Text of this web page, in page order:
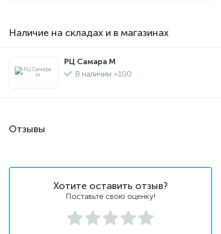
Наличие на складах и в магазинах
РЦ Самара M
В наличии >100
Отзывы
Хотите оставить отзыв?
Поставьте свою оценку!